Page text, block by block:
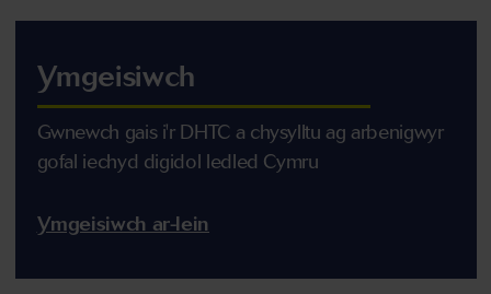
Ymgeisiwch
Gwnewch gais i'r DHTC a chysylltu ag arbenigwyr
gofal iechyd digidol ledled Cymru
Ymgeisiwch ar-lein